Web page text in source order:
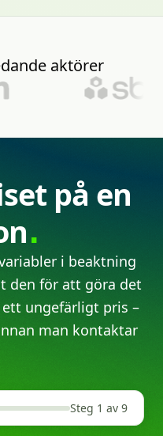
aktörer
på en
i beaktning
den för att göra det
ungefärligt pris –
man kontaktar
Steg 1 av 9